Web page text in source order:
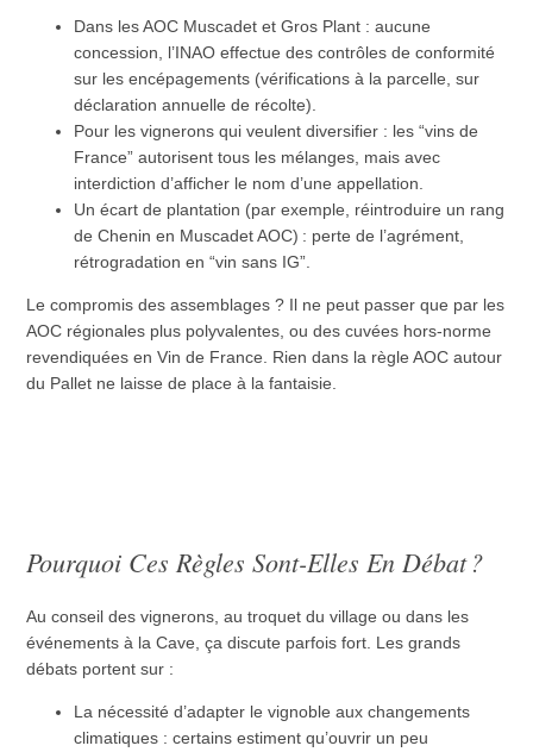
Dans les AOC Muscadet et Gros Plant : aucune
concession, l’INAO effectue des contrôles de conformité
sur les encépagements (vérifications à la parcelle, sur
déclaration annuelle de récolte).
Pour les vignerons qui veulent diversifier : les “vins de
France” autorisent tous les mélanges, mais avec
interdiction d’afficher le nom d’une appellation.
Un écart de plantation (par exemple, réintroduire un rang
de Chenin en Muscadet AOC) : perte de l’agrément,
rétrogradation en “vin sans IG”.
Le compromis des assemblages ? Il ne peut passer que par les
AOC régionales plus polyvalentes, ou des cuvées hors-norme
revendiquées en Vin de France. Rien dans la règle AOC autour
du Pallet ne laisse de place à la fantaisie.
Pourquoi Ces Règles Sont-Elles En Débat ?
Au conseil des vignerons, au troquet du village ou dans les
événements à la Cave, ça discute parfois fort. Les grands
débats portent sur :
La nécessité d’adapter le vignoble aux changements
climatiques : certains estiment qu’ouvrir un peu